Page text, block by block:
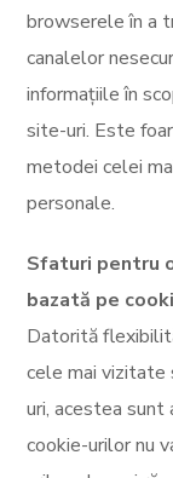
browserele în a
canalelor
informațiile în
site-uri. Este
metodei celei
personale.
Sfaturi pentru
bazată pe
Datorită
cele mai vizitate
uri, acestea sunt
cookie-urilor nu